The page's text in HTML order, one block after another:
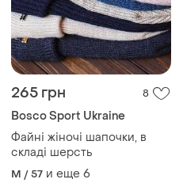
265 грн 8
Bosco Sport Ukraine
Файні жіночі шапочки, в
складі шерсть
M / 57 и еще 6